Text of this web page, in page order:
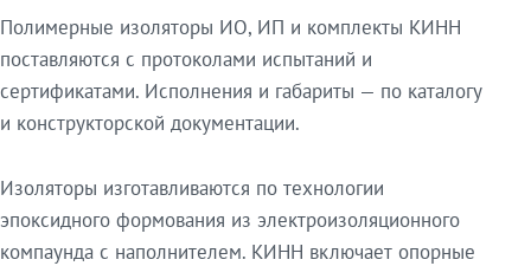
Полимерные изоляторы ИО, ИП и комплекты КИНН
поставляются с протоколами испытаний и
сертификатами. Исполнения и габариты — по каталогу
и конструкторской документации.
Изоляторы изготавливаются по технологии
эпоксидного формования из электроизоляционного
компаунда с наполнителем. КИНН включает опорные